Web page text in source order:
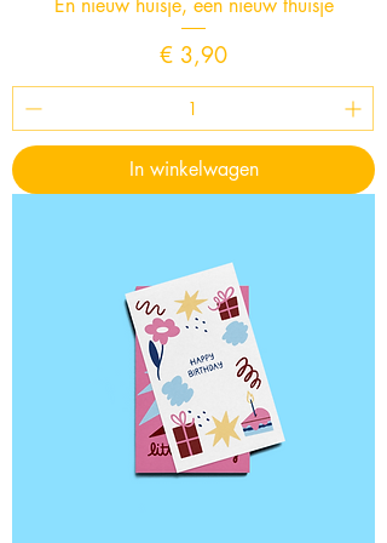
En nieuw huisje, een nieuw thuisje
Prijs
€ 3,90
In winkelwagen